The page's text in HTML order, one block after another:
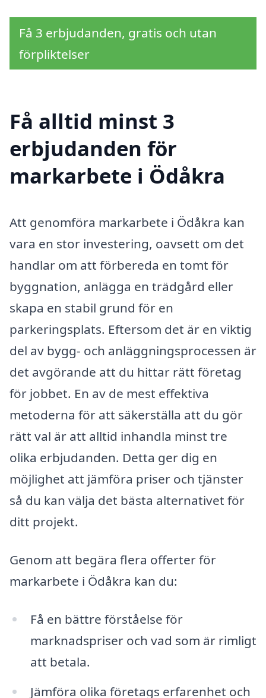
Få 3 erbjudanden, gratis och utan
förpliktelser
Få alltid minst 3
erbjudanden för
markarbete i Ödåkra
Att genomföra markarbete i Ödåkra kan
vara en stor investering, oavsett om det
handlar om att förbereda en tomt för
byggnation, anlägga en trädgård eller
skapa en stabil grund för en
parkeringsplats. Eftersom det är en viktig
del av bygg- och anläggningsprocessen är
det avgörande att du hittar rätt företag
för jobbet. En av de mest effektiva
metoderna för att säkerställa att du gör
rätt val är att alltid inhandla minst tre
olika erbjudanden. Detta ger dig en
möjlighet att jämföra priser och tjänster
så du kan välja det bästa alternativet för
ditt projekt.
Genom att begära flera offerter för
markarbete i Ödåkra kan du:
Få en bättre förståelse för
marknadspriser och vad som är rimligt
att betala.
Jämföra olika företags erfarenhet och